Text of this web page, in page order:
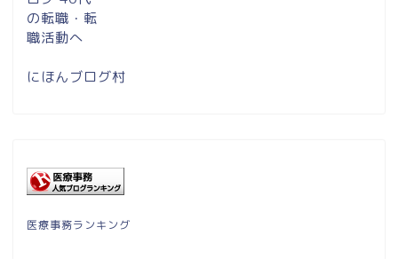
にほんブログ村
医療事務ランキング